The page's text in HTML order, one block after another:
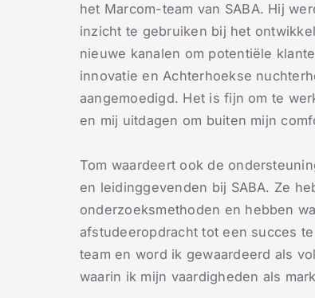
het Marcom-team van SABA. Hij
inzicht te gebruiken bij het
nieuwe kanalen om potentiële
innovatie en Achterhoekse
aangemoedigd. Het is fijn om te
en mij uitdagen om buiten mijn
Tom waardeert ook de
en leidinggevenden bij SABA. Ze
onderzoeksmethoden en hebben
afstudeeropdracht tot een succes
team en word ik gewaardeerd als
waarin ik mijn vaardigheden als